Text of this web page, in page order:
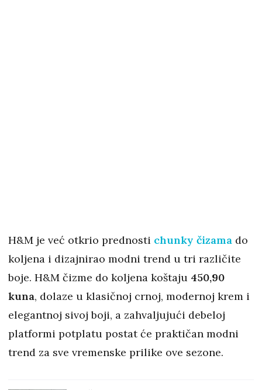
H&M je već otkrio prednosti chunky čizama do
koljena i dizajnirao modni trend u tri različite
boje. H&M čizme do koljena koštaju 450,90
kuna, dolaze u klasičnoj crnoj, modernoj krem ​​i
elegantnoj sivoj boji, a zahvaljujući debeloj
platformi potplatu postat će praktičan modni
trend za sve vremenske prilike ove sezone.